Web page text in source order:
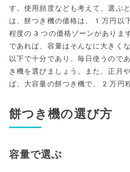
す。使用頻度なども考えて、選ぶ
は、餅つき機の価格は、1万円
程度の3つの価格ゾーンがありま
であれば、容量はそんなに大きく
以下で十分であり、毎日使うので
き機を選びましょう。また、正月
ば、大容量の餅つき機で、2万円
餅つき機の選び方
容量で選ぶ